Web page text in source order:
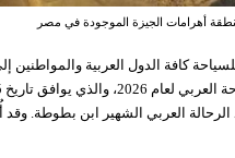
أهرامات الجيزة الموجودة في مصر
كافة الدول العربية والمواطنين
الرحالة العربي الشهير ابن بطوطة.